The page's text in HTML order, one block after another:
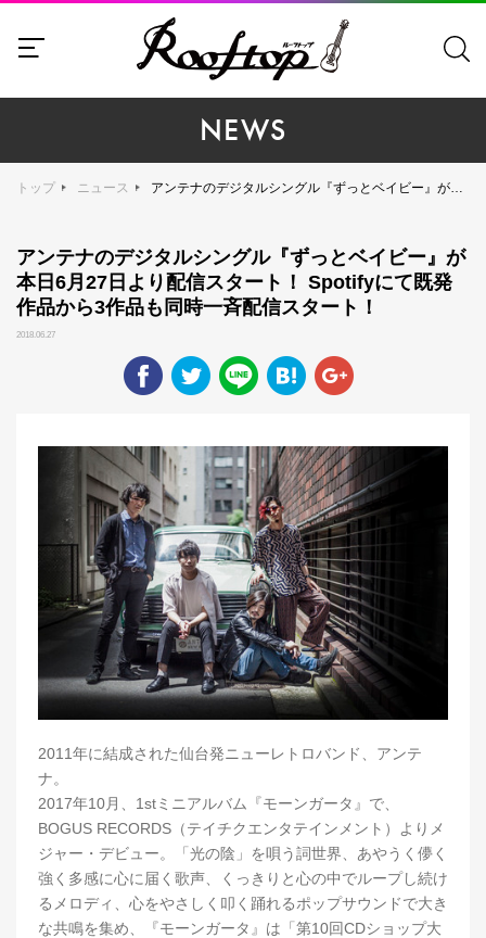
NEWS
トップ ニュース アンテナのデジタルシングル『ずっとベイビー』が本日6月27日より配信スタート！ Spotifyにて既発作品から3作品も同時一斉配信スタート！
アンテナのデジタルシングル『ずっとベイビー』が
本日6月27日より配信スタート！ Spotifyにて既発
作品から3作品も同時一斉配信スタート！
2018.06.27
2011年に結成された仙台発ニューレトロバンド、アンテ
ナ。
2017年10月、1stミニアルバム『モーンガータ』で、
BOGUS RECORDS（テイチクエンタテインメント）よりメ
ジャー・デビュー。「光の陰」を唄う詞世界、あやうく儚く
強く多感に心に届く歌声、くっきりと心の中でループし続け
るメロディ、心をやさしく叩く踊れるポップサウンドで大き
な共鳴を集め、『モーンガータ』は「第10回CDショップ大